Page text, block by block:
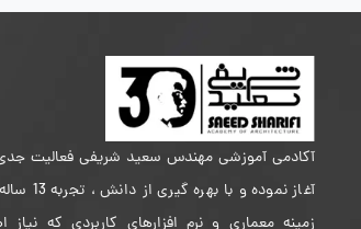
آغاز
زمینه معماری و نرم افزارهای کاربردی که